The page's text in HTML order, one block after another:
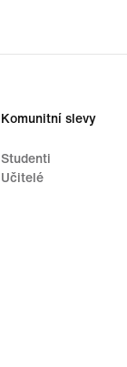
Komunitní slevy
Studenti
Učitelé